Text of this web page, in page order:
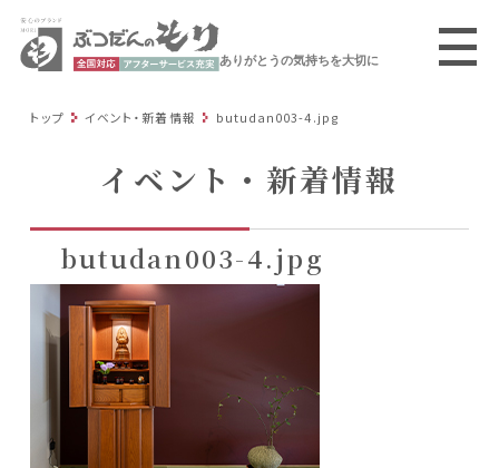
ありがとうの気持ちを大切に
トップ イベント・新着情報 butudan003-4.jpg
イベント・新着情報
butudan003-4.jpg